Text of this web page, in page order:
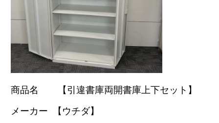
商品名 【引違書庫両開書庫上下セット】
メーカー 【ウチダ】